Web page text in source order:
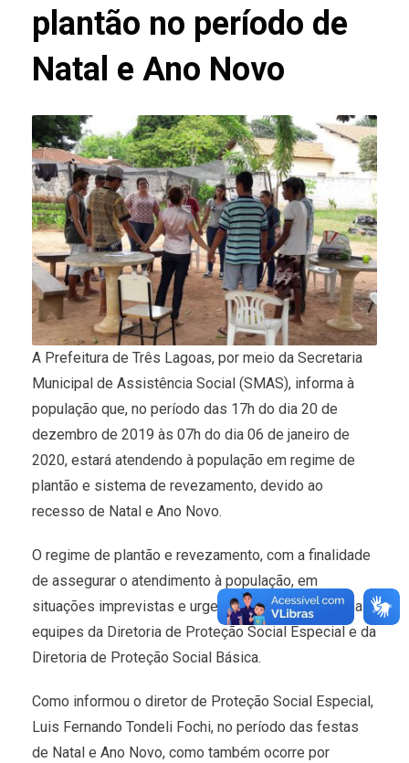
plantão no período de
Natal e Ano Novo
A Prefeitura de Três Lagoas, por meio da Secretaria
Municipal de Assistência Social (SMAS), informa à
população que, no período das 17h do dia 20 de
dezembro de 2019 às 07h do dia 06 de janeiro de
2020, estará atendendo à população em regime de
plantão e sistema de revezamento, devido ao
recesso de Natal e Ano Novo.
O regime de plantão e revezamento, com a finalidade
de assegurar o atendimento à população, em
situações imprevistas e urgentes, estará a cargo das
equipes da Diretoria de Proteção Social Especial e da
Diretoria de Proteção Social Básica.
Como informou o diretor de Proteção Social Especial,
Luis Fernando Tondeli Fochi, no período das festas
de Natal e Ano Novo, como também ocorre por